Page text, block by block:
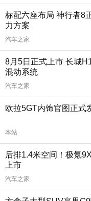
标配六座布局 神行者8
力方案
汽车之家
8月5日正式上市 长城
混动系统
汽车之家
欧拉5GT内饰官图正式
本站
后排1.4米空间！极氪
上市
汽车之家